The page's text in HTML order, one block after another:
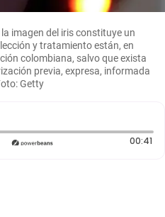
imagen del iris constituye un
y tratamiento están, en
colombiana, salvo que exista
previa, expresa, informada
Getty
0 segundos 00:41